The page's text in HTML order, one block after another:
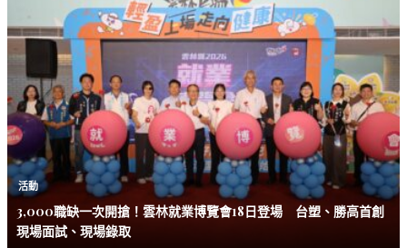
活動
3,000職缺一次開搶！雲林就業博覽會18日登場 台塑、勝高首創
現場面試、現場錄取